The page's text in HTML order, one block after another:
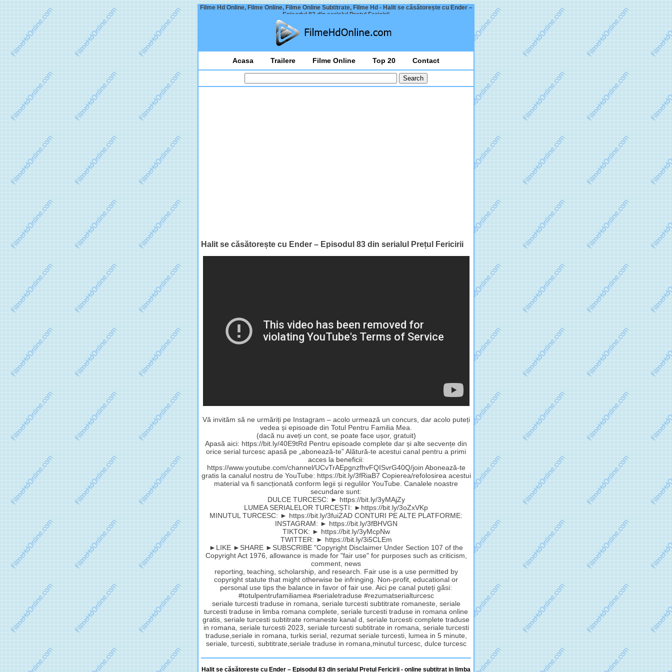
Filme Hd Online, Filme Online, Filme Online Subtitrate, Filme Hd - Halit se căsătorește cu Ender –
Episodul 83 din serialul Prețul Fericirii
Acasa Trailere Filme Online Top 20 Contact
Halit se căsătorește cu Ender – Episodul 83 din serialul Prețul Fericirii
Vă invităm să ne urmăriți pe Instagram – acolo urmează un concurs, dar acolo puteți
vedea și episoade din Totul Pentru Familia Mea.
(dacă nu aveți un cont, se poate face ușor, gratuit)
Apasă aici: https://bit.ly/40E9tRd Pentru episoade complete dar și alte secvențe din
orice serial turcesc apasă pe „abonează-te” Alătură-te acestui canal pentru a primi
acces la beneficii:
https://www.youtube.com/channel/UCvTrAEpgnzfhvFQISvrG40Q/join Abonează-te
gratis la canalul nostru de YouTube: https://bit.ly/3fRiaB7 Copierea/refolosirea acestui
material va fi sancționată conform legii și regulilor YouTube. Canalele noastre
secundare sunt:
DULCE TURCESC: ► https://bit.ly/3yMAjZy
LUMEA SERIALELOR TURCEȘTI: ►https://bit.ly/3oZxVKp
MINUTUL TURCESC: ► https://bit.ly/3fuiZAD CONTURI PE ALTE PLATFORME:
INSTAGRAM: ► https://bit.ly/3fBHVGN
TIKTOK: ► https://bit.ly/3yMcpNw
TWITTER: ► https://bit.ly/3i5CLEm
►LIKE ►SHARE ►SUBSCRIBE "Copyright Disclaimer Under Section 107 of the
Copyright Act 1976, allowance is made for "fair use" for purposes such as criticism,
comment, news
reporting, teaching, scholarship, and research. Fair use is a use permitted by
copyright statute that might otherwise be infringing. Non-profit, educational or
personal use tips the balance in favor of fair use. Aici pe canal puteți găsi:
#totulpentrufamiliamea #serialetraduse #rezumatserialturcesc
seriale turcesti traduse in romana, seriale turcesti subtitrate romaneste, seriale
turcesti traduse in limba romana complete, seriale turcesti traduse in romana online
gratis, seriale turcesti subtitrate romaneste kanal d, seriale turcesti complete traduse
in romana, seriale turcesti 2023, seriale turcesti subtitrate in romana, seriale turcesti
traduse,seriale in romana, turkis serial, rezumat seriale turcesti, lumea in 5 minute,
seriale, turcesti, subtitrate,seriale traduse in romana,minutul turcesc, dulce turcesc
Halit se căsătorește cu Ender – Episodul 83 din serialul Prețul Fericirii - online subtitrat in limba